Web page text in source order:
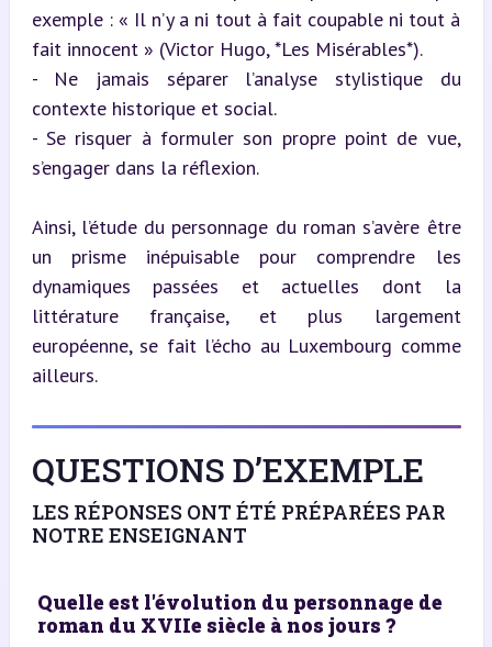
exemple : « Il n’y a ni tout à fait coupable ni tout à
fait innocent » (Victor Hugo, *Les Misérables*).
- Ne jamais séparer l’analyse stylistique du
contexte historique et social.
- Se risquer à formuler son propre point de vue,
s’engager dans la réflexion.
Ainsi, l’étude du personnage du roman s’avère être
un prisme inépuisable pour comprendre les
dynamiques passées et actuelles dont la
littérature française, et plus largement
européenne, se fait l’écho au Luxembourg comme
ailleurs.
QUESTIONS D’EXEMPLE
LES RÉPONSES ONT ÉTÉ PRÉPARÉES PAR
NOTRE ENSEIGNANT
Quelle est l'évolution du personnage de
roman du XVIIe siècle à nos jours ?